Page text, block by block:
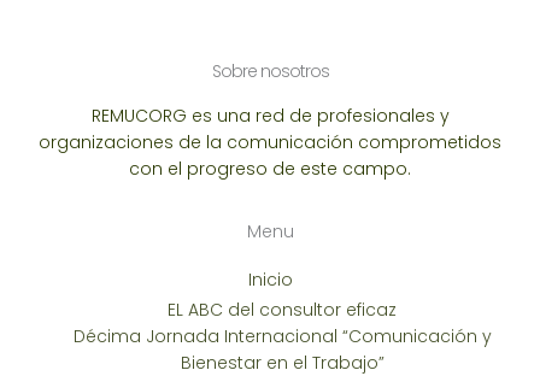
Sobre nosotros
REMUCORG es una red de profesionales y
organizaciones de la comunicación comprometidos
con el progreso de este campo.
Menu
Inicio
EL ABC del consultor eficaz
Décima Jornada Internacional “Comunicación y
Bienestar en el Trabajo”